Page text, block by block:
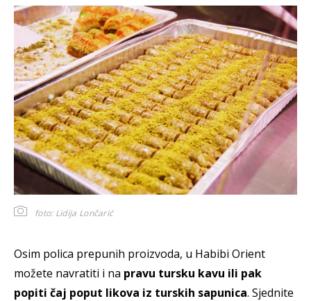
foto: Lidija Lončarić
Osim polica prepunih proizvoda, u Habibi Orient
možete navratiti i na pravu tursku kavu ili pak
popiti čaj poput likova iz turskih sapunica. Sjednite